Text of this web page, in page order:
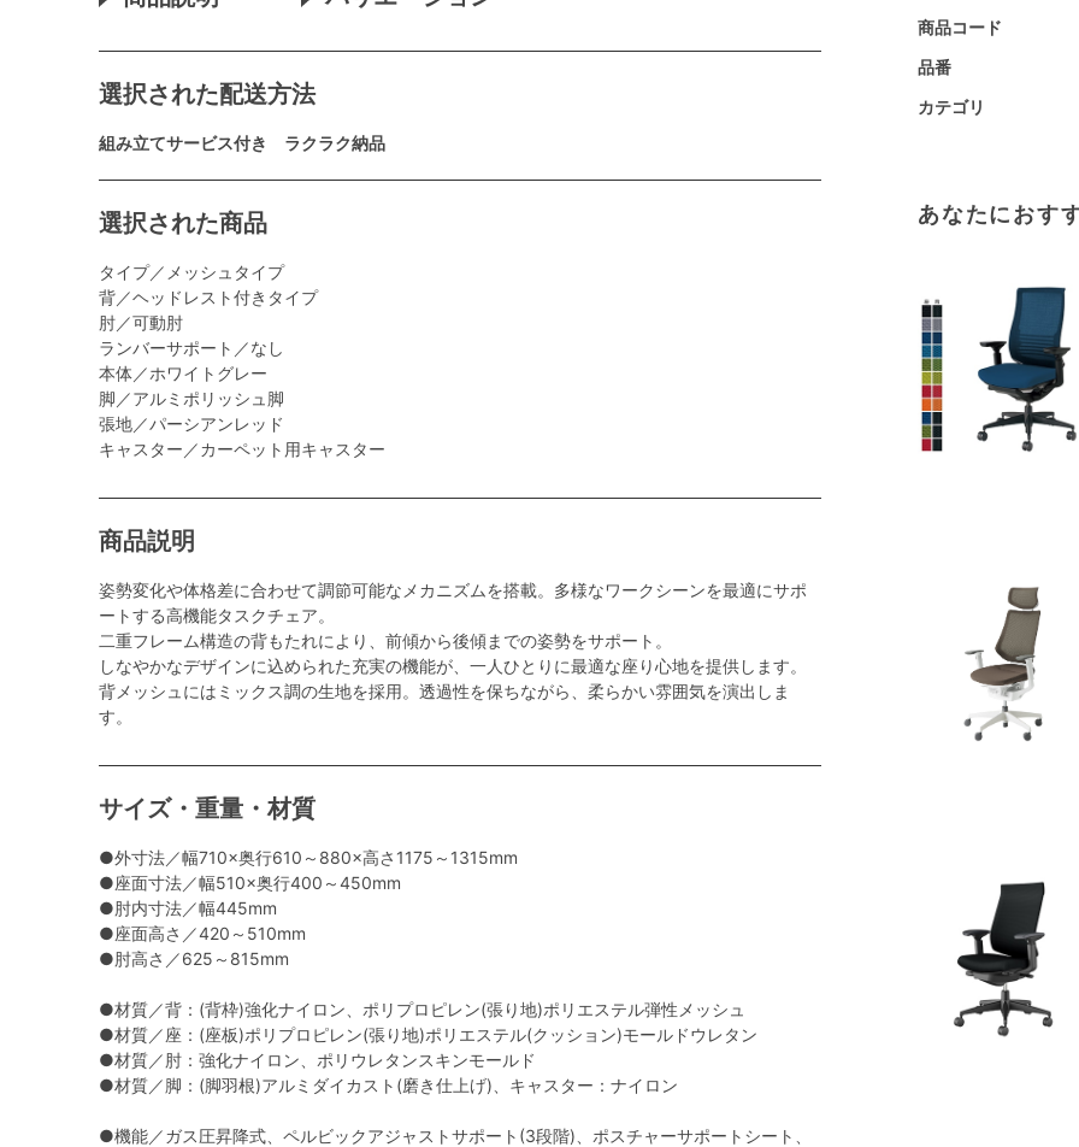
選択された配送方法
組み立てサービス付き ラクラク納品
選択された商品
タイプ／メッシュタイプ
背／ヘッドレスト付きタイプ
肘／可動肘
ランバーサポート／なし
本体／ホワイトグレー
脚／アルミポリッシュ脚
張地／パーシアンレッド
キャスター／カーペット用キャスター
商品説明
姿勢変化や体格差に合わせて調節可能なメカニズムを搭載。多様なワークシーンを最適にサポ
ートする高機能タスクチェア。
二重フレーム構造の背もたれにより、前傾から後傾までの姿勢をサポート。
しなやかなデザインに込められた充実の機能が、一人ひとりに最適な座り心地を提供します。
背メッシュにはミックス調の生地を採用。透過性を保ちながら、柔らかい雰囲気を演出しま
す。
サイズ・重量・材質
●外寸法／幅710×奥行610～880×高さ1175～1315mm
●座面寸法／幅510×奥行400～450mm
●肘内寸法／幅445mm
●座面高さ／420～510mm
●肘高さ／625～815mm
●材質／背：(背枠)強化ナイロン、ポリプロピレン(張り地)ポリエステル弾性メッシュ
●材質／座：(座板)ポリプロピレン(張り地)ポリエステル(クッション)モールドウレタン
●材質／肘：強化ナイロン、ポリウレタンスキンモールド
●材質／脚：(脚羽根)アルミダイカスト(磨き仕上げ)、キャスター：ナイロン
●機能／ガス圧昇降式、ペルビックアジャストサポート(3段階)、ポスチャーサポートシート、
商品コード
品番
カテゴリ
あなたにおす